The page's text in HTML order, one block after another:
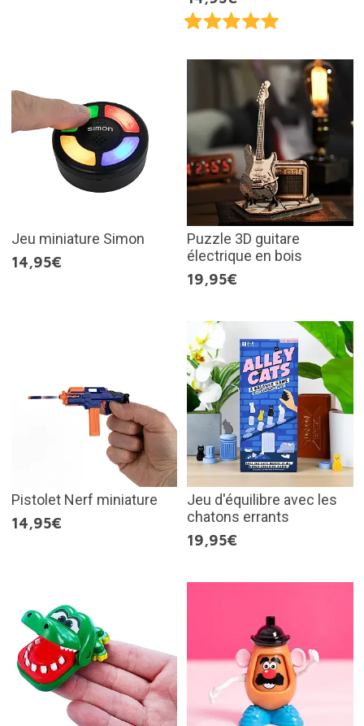
Jeu miniature Simon
14,95€
Puzzle 3D guitare
électrique en bois
19,95€
Pistolet Nerf miniature
14,95€
Jeu d'équilibre avec les
chatons errants
19,95€